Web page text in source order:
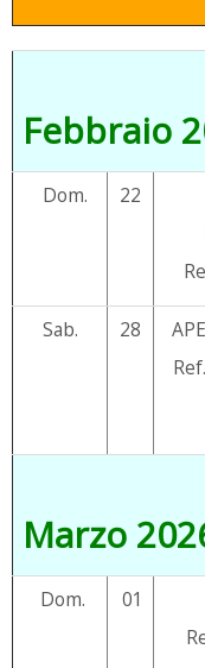
Febbraio
Dom. 22
Sab. 28
Marzo
Dom. 01